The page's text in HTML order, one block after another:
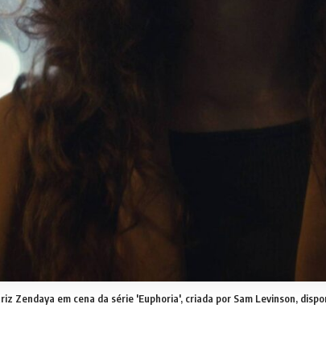
Zendaya em cena da série 'Euphoria', criada por Sam Levinson,